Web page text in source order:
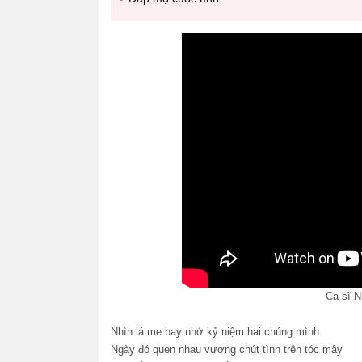
Ca sĩ
Nhìn lá me bay nhớ kỷ niệm hai chúng mình
Ngày đó quen nhau vương chút tình trên tóc mây